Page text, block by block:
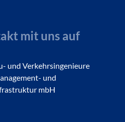
mit uns auf
und Verkehrsingenieure
und
mbH